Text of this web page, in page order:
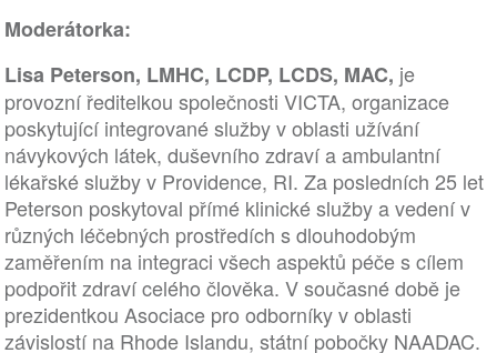
Moderátorka:
Lisa Peterson, LMHC, LCDP, LCDS, MAC, je
provozní ředitelkou společnosti VICTA, organizace
poskytující integrované služby v oblasti užívání
návykových látek, duševního zdraví a ambulantní
lékařské služby v Providence, RI. Za posledních 25 let
Peterson poskytoval přímé klinické služby a vedení v
různých léčebných prostředích s dlouhodobým
zaměřením na integraci všech aspektů péče s cílem
podpořit zdraví celého člověka. V současné době je
prezidentkou Asociace pro odborníky v oblasti
závislostí na Rhode Islandu, státní pobočky NAADAC.